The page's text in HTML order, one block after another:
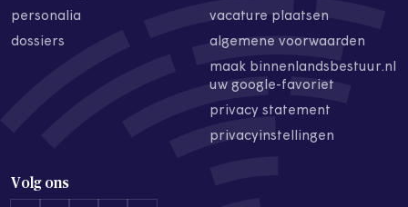
personalia
dossiers
vacature plaatsen
algemene voorwaarden
maak binnenlandsbestuur.nl
uw google-favoriet
privacy statement
privacyinstellingen
Volg ons